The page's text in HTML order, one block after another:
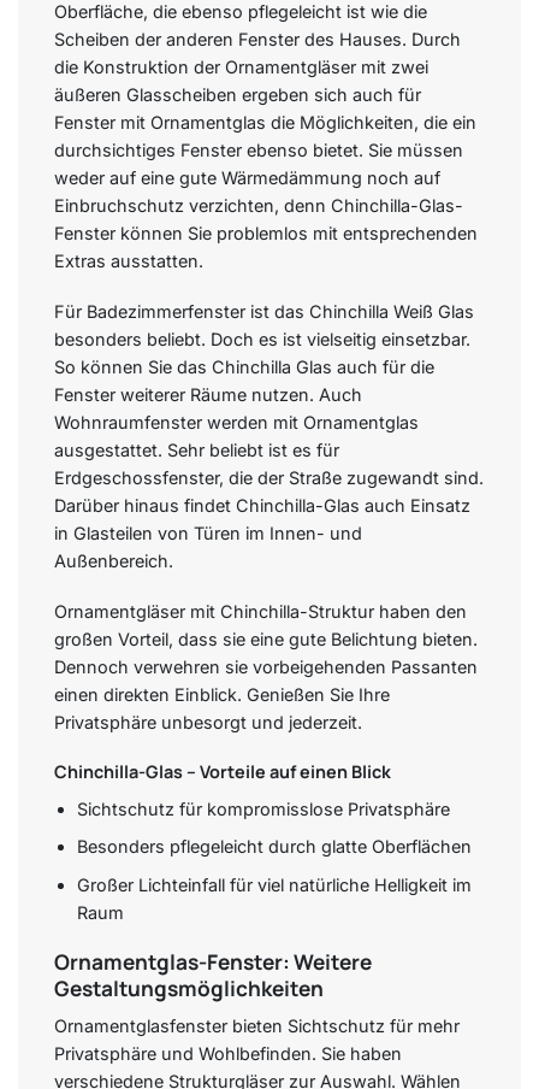
Oberfläche, die ebenso pflegeleicht ist wie die
Scheiben der anderen Fenster des Hauses. Durch
die Konstruktion der Ornamentgläser mit zwei
äußeren Glasscheiben ergeben sich auch für
Fenster mit Ornamentglas die Möglichkeiten, die ein
durchsichtiges Fenster ebenso bietet. Sie müssen
weder auf eine gute Wärmedämmung noch auf
Einbruchschutz verzichten, denn Chinchilla-Glas-
Fenster können Sie problemlos mit entsprechenden
Extras ausstatten.
Für Badezimmerfenster ist das Chinchilla Weiß Glas
besonders beliebt. Doch es ist vielseitig einsetzbar.
So können Sie das Chinchilla Glas auch für die
Fenster weiterer Räume nutzen. Auch
Wohnraumfenster werden mit Ornamentglas
ausgestattet. Sehr beliebt ist es für
Erdgeschossfenster, die der Straße zugewandt sind.
Darüber hinaus findet Chinchilla-Glas auch Einsatz
in Glasteilen von Türen im Innen- und
Außenbereich.
Ornamentgläser mit Chinchilla-Struktur haben den
großen Vorteil, dass sie eine gute Belichtung bieten.
Dennoch verwehren sie vorbeigehenden Passanten
einen direkten Einblick. Genießen Sie Ihre
Privatsphäre unbesorgt und jederzeit.
Chinchilla-Glas – Vorteile auf einen Blick
Sichtschutz für kompromisslose Privatsphäre
Besonders pflegeleicht durch glatte Oberflächen
Großer Lichteinfall für viel natürliche Helligkeit im
Raum
Ornamentglas-Fenster: Weitere
Gestaltungsmöglichkeiten
Ornamentglasfenster bieten Sichtschutz für mehr
Privatsphäre und Wohlbefinden. Sie haben
verschiedene Strukturgläser zur Auswahl. Wählen